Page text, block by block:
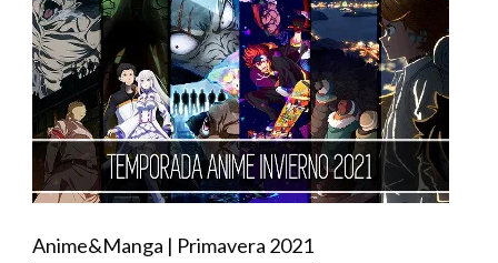
Anime&Manga | Primavera 2021